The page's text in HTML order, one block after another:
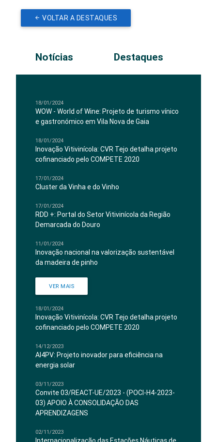
VOLTAR A DESTAQUES
Notícias Destaques
18/01/2024
WOW - World of Wine: Projeto de turismo vínico
e gastronómico em Vila Nova de Gaia
18/01/2024
Inovação Vitivinícola: CVR Tejo detalha projeto
cofinanciado pelo COMPETE 2020
17/01/2024
Cluster da Vinha e do Vinho
17/01/2024
RDD +: Portal do Setor Vitivinícola da Região
Demarcada do Douro
11/01/2024
Inovação nacional na valorização sustentável
da madeira de pinho
VER MAIS
18/01/2024
Inovação Vitivinícola: CVR Tejo detalha projeto
cofinanciado pelo COMPETE 2020
14/12/2023
AI4PV: Projeto inovador para eficiência na
energia solar
03/11/2023
Convite 03/REACT-UE/2023 - (POCI-H4-2023-
03) APOIO À CONSOLIDAÇÃO DAS
APRENDIZAGENS
02/11/2023